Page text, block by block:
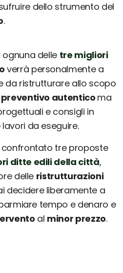
dello strumento del
.
delle tre migliori
verrà personalmente a
da ristrutturare allo scopo
preventivo autentico ma
e consigli in
lavori da eseguire.
tre proposte
ditte edili della città,
delle ristrutturazioni
decidere liberamente a
tempo e denaro e
al minor prezzo.